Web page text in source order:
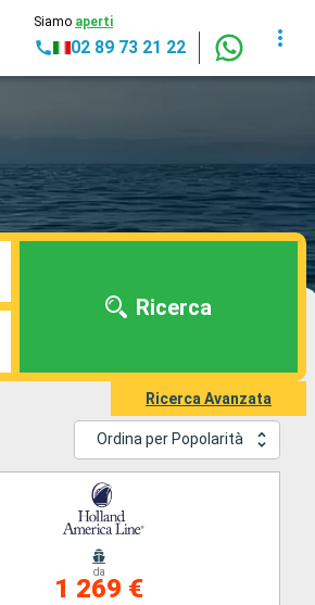
Siamo aperti
02 89 73 21 22
Ricerca
Ricerca Avanzata
Ordina per Popolarità
da
1 269 €